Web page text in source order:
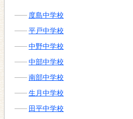
度島中学校
平戸中学校
中野中学校
中部中学校
南部中学校
生月中学校
田平中学校